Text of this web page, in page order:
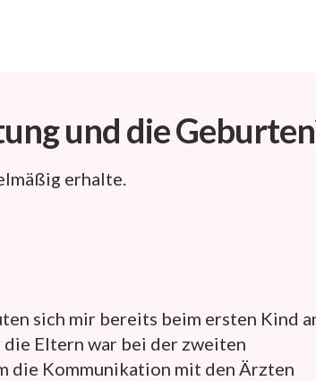
und die
erhalte.
sich mir bereits beim ersten Kind
Eltern war bei der zweiten
die Kommunikation mit den Ärzten